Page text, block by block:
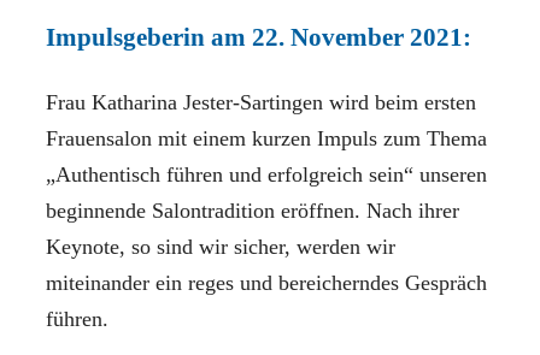
Impulsgeberin am 22. November 2021:
Frau Katharina Jester-Sartingen wird beim ersten
Frauensalon mit einem kurzen Impuls zum Thema
„Authentisch führen und erfolgreich sein“ unseren
beginnende Salontradition eröffnen. Nach ihrer
Keynote, so sind wir sicher, werden wir
miteinander ein reges und bereicherndes Gespräch
führen.